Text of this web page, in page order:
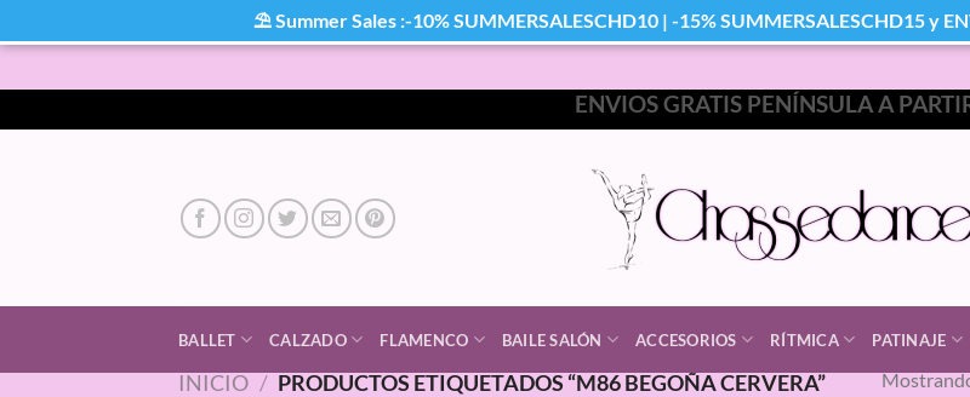
al
ENVIOS GRATIS PENÍNSULA A
BALLET CALZADO FLAMENCO BAILE SALÓN ACCESORIOS RÍTMICA PATINAJE
INICIO / PRODUCTOS ETIQUETADOS “M86 BEGOÑA CERVERA”
⛱ Summer Sales :-10% SUMMERSALESCHD10 | -15% SUMMERSALESCHD15 y